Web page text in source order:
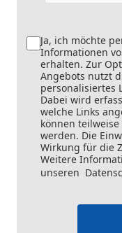
Ja, ich möchte
Informationen
erhalten. Zur
Angebots nutzt
personalisiertes
Dabei wird
welche Links
können
werden. Die
Wirkung für die
Weitere
unseren